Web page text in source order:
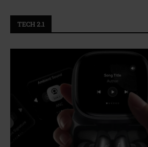
TECH 2.1